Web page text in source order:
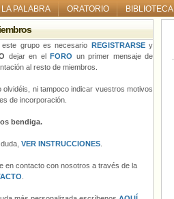
LA PALABRA ORATORIO BIBLIOTECA
grupo es necesario REGISTRARSEy
dejar en el FORO un primer mensaje de
al resto de miembros.
olvidéis, ni tampoco indicar vuestros motivos
de incorporación.
bendiga.
VER INSTRUCCIONES
en contacto con nosotros a través de la